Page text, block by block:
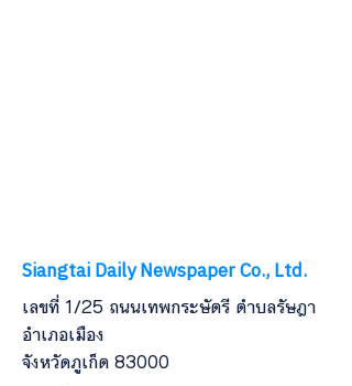
Siangtai Daily Newspaper Co., Ltd.
เลขที่ 1/25 ถนนเทพกระษัตรี ตำบลรัษฎา
อำเภอเมือง
จังหวัดภูเก็ต 83000